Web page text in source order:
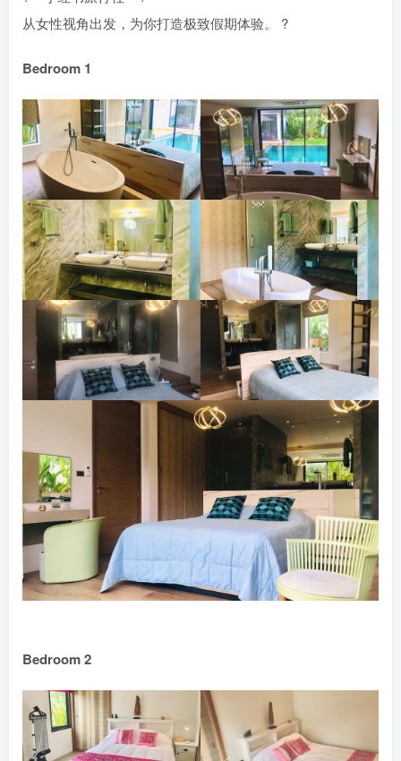
从女性视角出发，为你打造极致假期体验。 ?
Bedroom 1
Bedroom 2